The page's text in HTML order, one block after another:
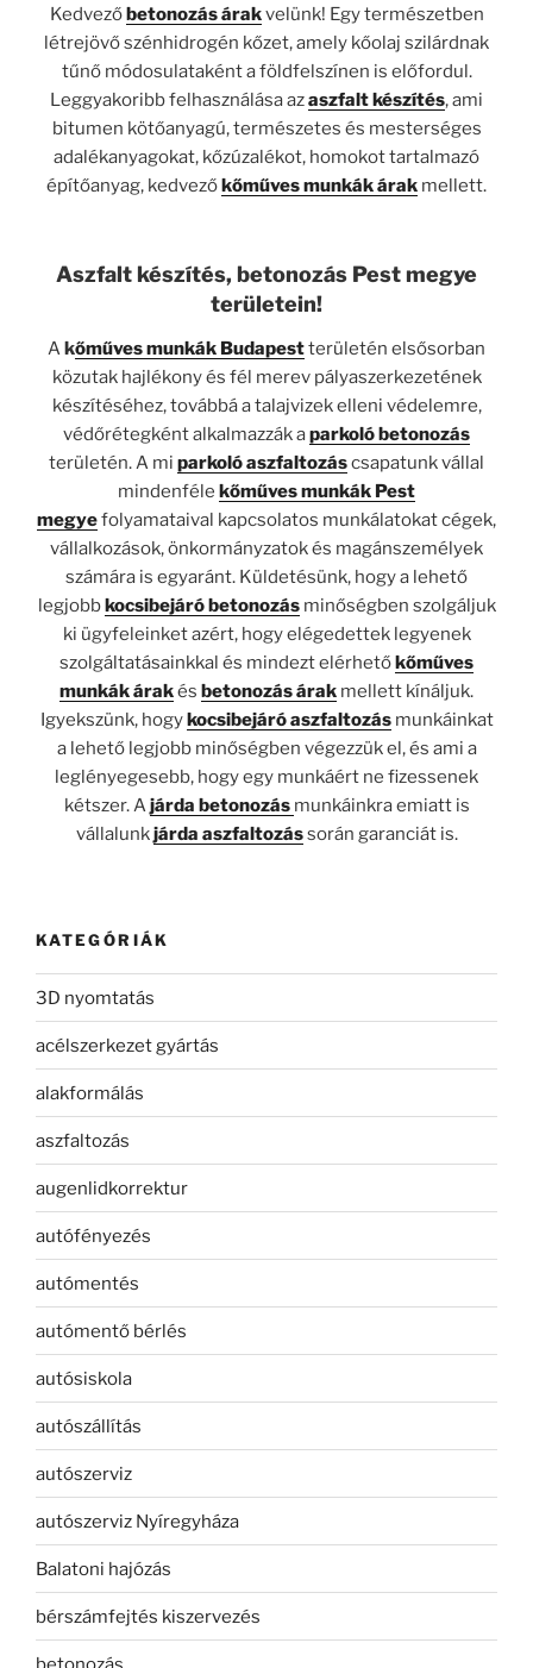
Kedvezőbetonozás árakvelünk! Egy természetben
létrejövő szénhidrogén kőzet, amely kőolaj szilárdnak
tűnő módosulataként a földfelszínen is előfordul.
Leggyakoribb felhasználása azaszfalt készítés, ami
bitumen kötőanyagú, természetes és mesterséges
adalékanyagokat, kőzúzalékot, homokot tartalmazó
építőanyag, kedvezőkőműves munkák árak mellett.
Aszfalt készítés, betonozás Pest megye
területein!
Akőműves munkák Budapestterületén elsősorban
közutak hajlékony és fél merev pályaszerkezetének
készítéséhez, továbbá a talajvizek elleni védelemre,
védőrétegként alkalmazzák aparkoló betonozás
területén. A mi parkoló aszfaltozáscsapatunk vállal
mindenféle kőműves munkák Pest
megyefolyamataival kapcsolatos munkálatokat cégek,
vállalkozások, önkormányzatok és magánszemélyek
számára is egyaránt. Küldetésünk, hogy a lehető
legjobbkocsibejáró betonozásminőségben szolgáljuk
ki ügyfeleinket azért, hogy elégedettek legyenek
szolgáltatásainkkal és mindezt elérhetőkőműves
munkák árakés betonozás árak mellett kínáljuk.
Igyekszünk, hogykocsibejáró aszfaltozásmunkáinkat
a lehető legjobb minőségben végezzük el, és ami a
leglényegesebb, hogy egy munkáért ne fizessenek
kétszer. Ajárda betonozás munkáinkra emiatt is
vállalunkjárda aszfaltozássorán garanciát is.
KATEGÓRIÁK
3D nyomtatás
acélszerkezet gyártás
alakformálás
aszfaltozás
augenlidkorrektur
autófényezés
autómentés
autómentő bérlés
autósiskola
autószállítás
autószerviz
autószerviz Nyíregyháza
Balatoni hajózás
bérszámfejtés kiszervezés